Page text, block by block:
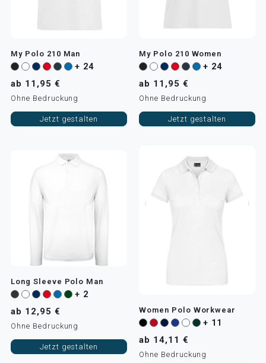
My Polo 210 Man
+ 24
ab 11,95 €
Ohne Bedruckung
Jetzt gestalten
My Polo 210 Women
+ 24
ab 11,95 €
Ohne Bedruckung
Jetzt gestalten
Long Sleeve Polo Man
+ 2
ab 12,95 €
Ohne Bedruckung
Jetzt gestalten
Women Polo Workwear
+ 11
ab 14,11 €
Ohne Bedruckung